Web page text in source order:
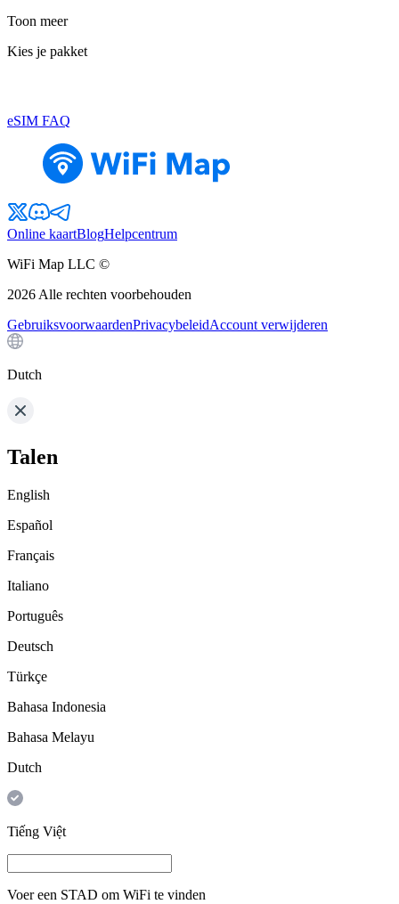
Toon meer
Kies je pakket
eSIM FAQ
Online kaartBlogHelpcentrum
WiFi Map LLC ©
2026 Alle rechten voorbehouden
GebruiksvoorwaardenPrivacybeleidAccount verwijderen
Dutch
Talen
English
Español
Français
Italiano
Português
Deutsch
Türkçe
Bahasa Indonesia
Bahasa Melayu
Dutch
Tiếng Việt
Voer een STAD om WiFi te vinden